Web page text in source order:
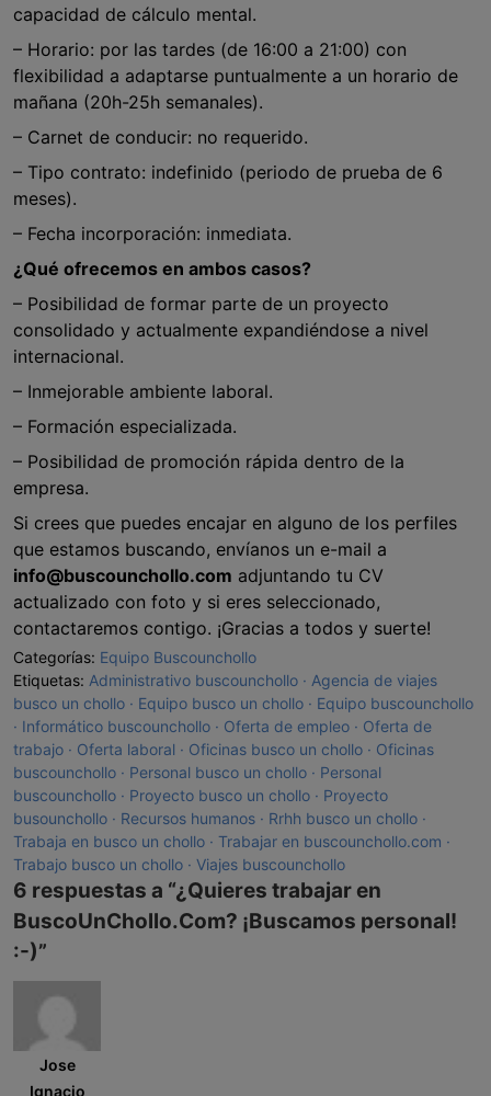
capacidad de cálculo mental.
– Horario: por las tardes (de 16:00 a 21:00) con
flexibilidad a adaptarse puntualmente a un horario de
mañana (20h-25h semanales).
– Carnet de conducir: no requerido.
– Tipo contrato: indefinido (periodo de prueba de 6
meses).
– Fecha incorporación: inmediata.
¿Qué ofrecemos en ambos casos?
– Posibilidad de formar parte de un proyecto
consolidado y actualmente expandiéndose a nivel
internacional.
– Inmejorable ambiente laboral.
– Formación especializada.
– Posibilidad de promoción rápida dentro de la
empresa.
Si crees que puedes encajar en alguno de los perfiles
que estamos buscando, envíanos un e-mail a
info@buscounchollo.com adjuntando tu CV
actualizado con foto y si eres seleccionado,
contactaremos contigo. ¡Gracias a todos y suerte!
Categorías: Equipo Buscounchollo
Etiquetas: Administrativo buscounchollo
Agencia de viajes
busco un chollo
Equipo busco un chollo
Equipo buscounchollo
Informático buscounchollo
Oferta de empleo
Oferta de
trabajo
Oferta laboral Oficinas busco un chollo
Oficinas
buscounchollo
Personal busco un chollo
Personal
buscounchollo
Proyecto busco un chollo
Proyecto
busounchollo
Recursos humanos
Rrhh busco un chollo
Trabaja en busco un chollo
Trabajar en buscounchollo.com
Trabajo busco un chollo
Viajes buscounchollo
6 respuestas a “¿Quieres trabajar en
BuscoUnChollo.Com? ¡Buscamos personal!
:-)”
Jose
Ignacio